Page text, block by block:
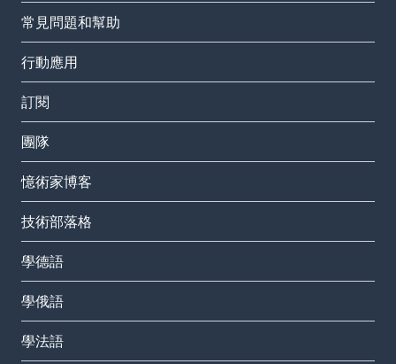
常見問題和幫助
行動應用
訂閱
團隊
憶術家博客
技術部落格
學德語
學俄語
學法語